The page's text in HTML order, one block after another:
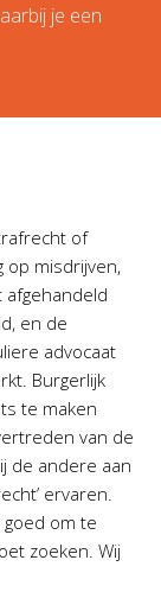
je een
of
op misdrijven,
en de
advocaat
Burgerlijk
te maken
van de
de andere aan
ervaren.
om te
zoeken. Wij